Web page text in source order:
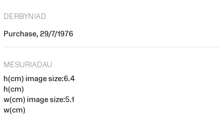
DERBYNIAD
Purchase, 29/7/1976
MESURIADAU
h(cm) image size:6.4
h(cm)
w(cm) image size:5.1
w(cm)